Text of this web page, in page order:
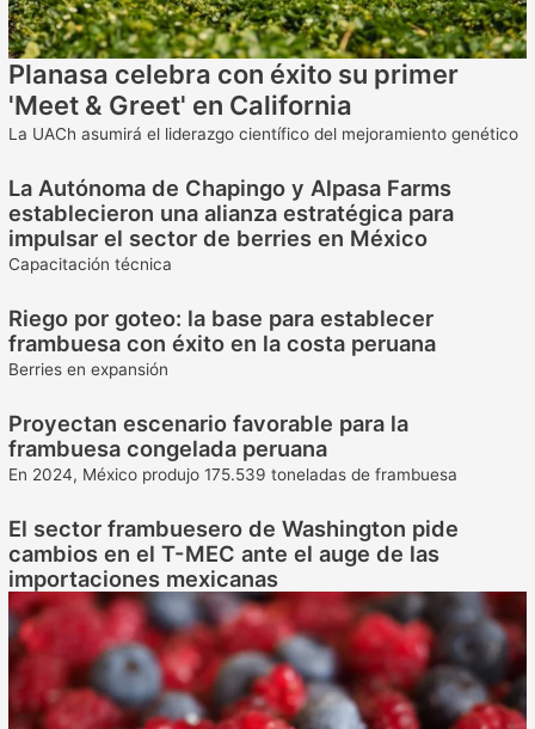
Planasa celebra con éxito su primer
'Meet & Greet' en California
La UACh asumirá el liderazgo científico del mejoramiento genético
La Autónoma de Chapingo y Alpasa Farms
establecieron una alianza estratégica para
impulsar el sector de berries en México
Capacitación técnica
Riego por goteo: la base para establecer
frambuesa con éxito en la costa peruana
Berries en expansión
Proyectan escenario favorable para la
frambuesa congelada peruana
En 2024, México produjo 175.539 toneladas de frambuesa
El sector frambuesero de Washington pide
cambios en el T-MEC ante el auge de las
importaciones mexicanas